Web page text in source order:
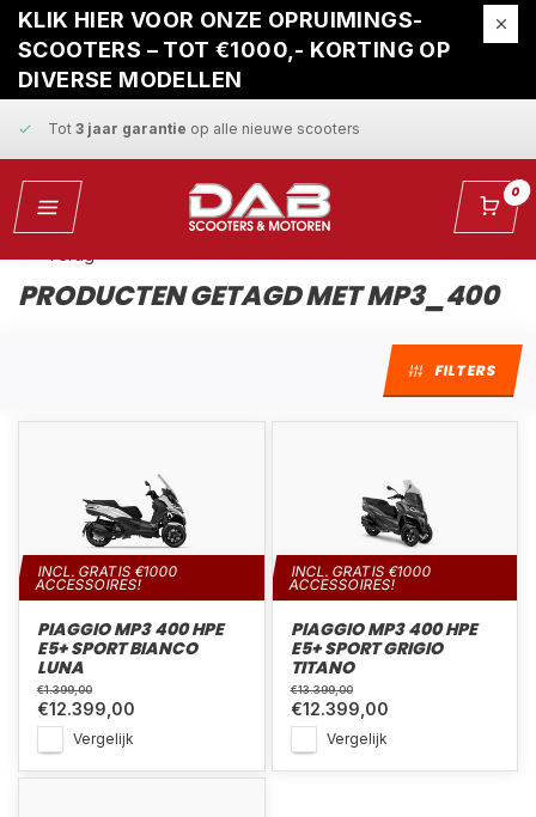
KLIK HIER VOOR ONZE OPRUIMINGS-
SCOOTERS – TOT €1000,- KORTING OP
DIVERSE MODELLEN
Gratis ophaalservicebij reparatie
Snelle leveringen vaste scherpe prijzen
Tot 3 jaar garantie op alle nieuwe scooters
Gratis ophaalservicebij reparatie 0
PRODUCTEN GETAGD MET MP3_400
FILTERS
INCL. GRATIS €1000
ACCESSOIRES!
PIAGGIO MP3 400 HPE
E5+ SPORT BIANCO
LUNA
€1.399,00
€12.399,00
Vergelijk
INCL. GRATIS €1000
ACCESSOIRES!
PIAGGIO MP3 400 HPE
E5+ SPORT GRIGIO
TITANO
€13.399,00
€12.399,00
Vergelijk